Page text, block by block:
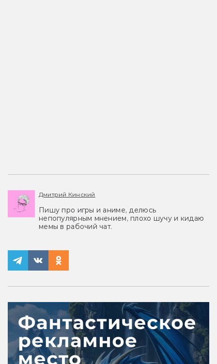
Дмитрий Кинский
Пишу про игры и аниме, делюсь
непопулярным мнением, плохо шучу и кидаю
мемы в рабочий чат.